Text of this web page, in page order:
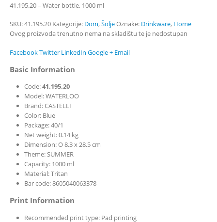
41.195.20 – Water bottle, 1000 ml
SKU:41.195.20 Kategorije: Dom,ŠoljeOznake: Drinkware, Home
Ovog proizvoda trenutno nema na skladištu te je nedostupan
FacebookTwitter LinkedIn Google + Email
Basic Information
Code:41.195.20
Model: WATERLOO
Brand: CASTELLI
Color: Blue
Package: 40/1
Net weight: 0.14 kg
Dimension: O 8.3 x 28.5 cm
Theme: SUMMER
Capacity: 1000 ml
Material: Tritan
Bar code: 8605040063378
Print Information
Recommended print type: Pad printing